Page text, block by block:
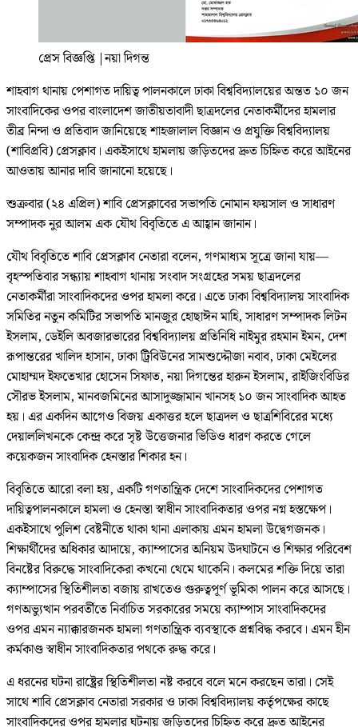
প্রেস বিজ্ঞপ্তি |নয়া দিগন্ত
শাহবাগ থানায় পেশাগত দায়িত্ব পালনকালে ঢাকা বিশ্ববিদ্যালয়ের অন্তত ১০ জন
সাংবাদিকের ওপর বাংলাদেশ জাতীয়তাবাদী ছাত্রদলের নেতাকর্মীদের হামলার
তীব্র নিন্দা ও প্রতিবাদ জানিয়েছে শাহজালাল বিজ্ঞান ও প্রযুক্তি বিশ্ববিদ্যালয়
(শাবিপ্রবি) প্রেসক্লাব। একইসাথে হামলায় জড়িতদের দ্রুত চিহ্নিত করে আইনের
আওতায় আনার দাবি জানানো হয়েছে।
শুক্রবার (২৪ এপ্রিল) শাবি প্রেসক্লাবের সভাপতি নোমান ফয়সাল ও সাধারণ
সম্পাদক নুর আলম এক যৌথ বিবৃতিতে এ আহ্বান জানান।
যৌথ বিবৃতিতে শাবি প্রেসক্লাব নেতারা বলেন, গণমাধ্যম সূত্রে জানা যায়—
বৃহস্পতিবার সন্ধ্যায় শাহবাগ থানায় সংবাদ সংগ্রহের সময় ছাত্রদলের
নেতাকর্মীরা সাংবাদিকদের ওপর হামলা করে। এতে ঢাকা বিশ্ববিদ্যালয় সাংবাদিক
সমিতির নতুন কমিটির সভাপতি মানজুর হোছাঈন মাহি, সাধারণ সম্পাদক লিটন
ইসলাম, ডেইলি অবজারভারের বিশ্ববিদ্যালয় প্রতিনিধি নাইমুর রহমান ইমন, দেশ
রূপান্তরের খালিদ হাসান, ঢাকা ট্রিবিউনের সামশুদ্দৌজা নবাব, ঢাকা মেইলের
মোহাম্মদ ইফতেখার হোসেন সিফাত, নয়া দিগন্তের হারুন ইসলাম, রাইজিংবিডির
সৌরভ ইসলাম, মানবজমিনের আসাদুজ্জামান খানসহ ১০ জন সাংবাদিক আহত
হয়। এর একদিন আগেও বিজয় একাত্তর হলে ছাত্রদল ও ছাত্রশিবিরের মধ্যে
দেয়াললিখনকে কেন্দ্র করে সৃষ্ট উত্তেজনার ভিডিও ধারণ করতে গেলে
কয়েকজন সাংবাদিক হেনস্তার শিকার হন।
বিবৃতিতে আরো বলা হয়, একটি গণতান্ত্রিক দেশে সাংবাদিকদের পেশাগত
দায়িত্বপালনকালে হামলা ও হেনস্তা স্বাধীন সাংবাদিকতার ওপর নগ্ন হস্তক্ষেপ।
একইসাথে পুলিশ বেষ্টনীতে থাকা থানা এলাকায় এমন হামলা উদ্বেগজনক।
শিক্ষার্থীদের অধিকার আদায়ে, ক্যাম্পাসের অনিয়ম উদঘাটনে ও শিক্ষার পরিবেশ
বিনষ্টের বিরুদ্ধে সাংবাদিকেরা কখনো থেমে থাকেনি। কলমের শক্তি দিয়ে তারা
ক্যাম্পাসের স্থিতিশীলতা বজায় রাখতেও গুরুত্বপূর্ণ ভূমিকা পালন করে আসছে।
গণঅভ্যুত্থান পরবর্তীতে নির্বাচিত সরকারের সময়ে ক্যাম্পাস সাংবাদিকদের
ওপর এমন ন্যাক্কারজনক হামলা গণতান্ত্রিক ব্যবস্থাকে প্রশ্নবিদ্ধ করবে। এমন হীন
কর্মকাণ্ড স্বাধীন সাংবাদিকতার পথকে রুদ্ধ করে।
এ ধরনের ঘটনা রাষ্ট্রের স্থিতিশীলতা নষ্ট করবে বলে মনে করছেন তারা। সেই
সাথে শাবি প্রেসক্লাব নেতারা সরকার ও ঢাকা বিশ্ববিদ্যালয় কর্তৃপক্ষের কাছে
সাংবাদিকদের ওপর হামলার ঘটনায় জড়িতদের চিহ্নিত করে দ্রুত আইনের